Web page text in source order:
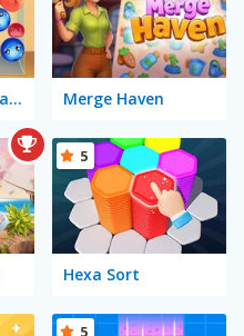
Fruit Merge Reloaded Merge Haven
Hexa Sort
5
5